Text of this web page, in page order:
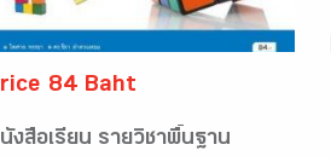
84 Baht
งสือเรียน รายวิชาพื้นฐาน